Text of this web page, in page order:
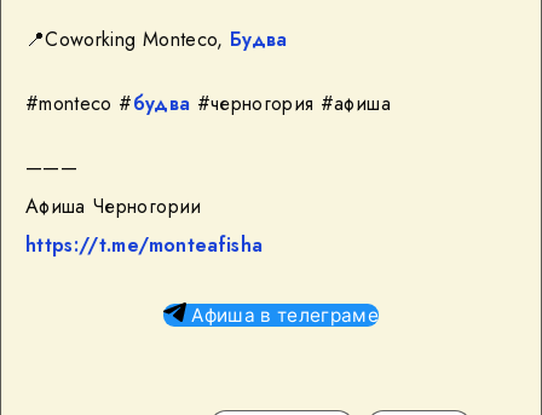
📍Coworking Monteco, Будва
#monteco #будва #черногория #афиша
———
Афиша Черногории
https://t.me/monteafisha
Афиша в телеграме